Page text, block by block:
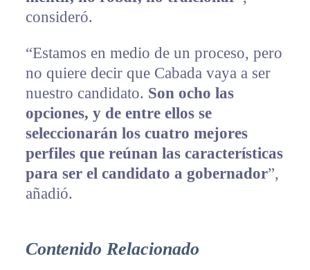
consideró.
“Estamos en medio de un proceso, pero
no quiere decir que Cabada vaya a ser
nuestro candidato. Son ocho las
opciones, y de entre ellos se
seleccionarán los cuatro mejores
perfiles que reúnan las características
para ser el candidato a gobernador”,
añadió.
Contenido Relacionado